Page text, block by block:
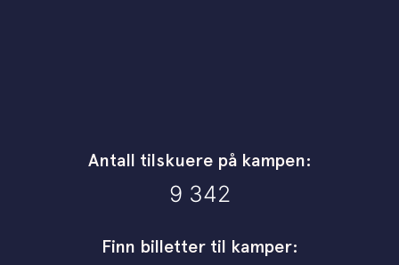
Antall tilskuere på kampen:
9 342
Finn billetter til kamper: